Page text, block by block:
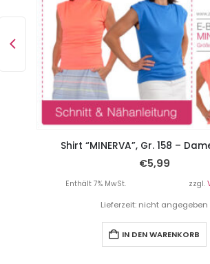
Shirt “MINERVA”, Gr. 158 –
€5,99
Enthält 7% MwSt. zzgl.
Lieferzeit: nicht angegeben
IN DEN WARENKORB